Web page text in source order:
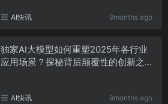
AI快讯 9months ago
独家AI大模型如何重塑2025年各行业
应用场景？探秘背后颠覆性的创新之
AI快讯 9months ago